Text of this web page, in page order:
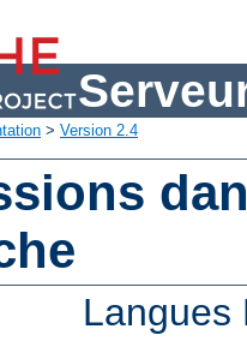
> Version 2.4